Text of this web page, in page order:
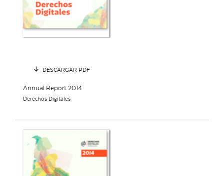
DESCARGAR PDF
Annual Report 2014
Derechos Digitales